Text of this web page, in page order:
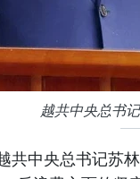
越共中央总书
中央总书记苏